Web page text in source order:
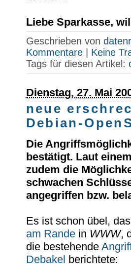
Liebe Sparkasse,
Geschrieben von
Kommentare| Keine
Tags für diesen Artikel:
Dienstag, 27. Mai
neue
Debian-
Die
bestätigt. Laut
zudem die
schwachen
angegriffen bzw.
Es ist schon übel,
am Randein WWW,
die bestehende
Debakel berichtete: